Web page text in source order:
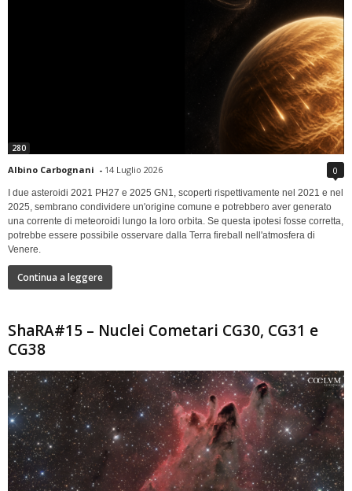
280
Albino Carbognani - 14 Luglio 2026 0
I due asteroidi 2021 PH27 e 2025 GN1, scoperti rispettivamente nel 2021 e nel
2025, sembrano condividere un'origine comune e potrebbero aver generato
una corrente di meteoroidi lungo la loro orbita. Se questa ipotesi fosse corretta,
potrebbe essere possibile osservare dalla Terra fireball nell'atmosfera di
Venere.
Continua a leggere
ShaRA#15 – Nuclei Cometari CG30, CG31 e
CG38